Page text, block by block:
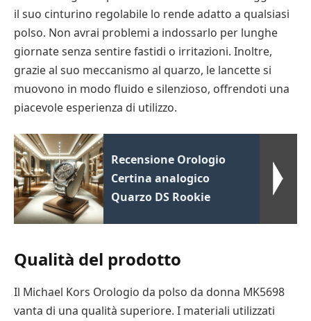
il suo cinturino regolabile lo rende adatto a qualsiasi
polso. Non avrai problemi a indossarlo per lunghe
giornate senza sentire fastidi o irritazioni. Inoltre,
grazie al suo meccanismo al quarzo, le lancette si
muovono in modo fluido e silenzioso, offrendoti una
piacevole esperienza di utilizzo.
Recensione Orologio
Certina analogico
Quarzo DS Rookie
Qualità del prodotto
Il Michael Kors Orologio da polso da donna MK5698
vanta di una qualità superiore. I materiali utilizzati